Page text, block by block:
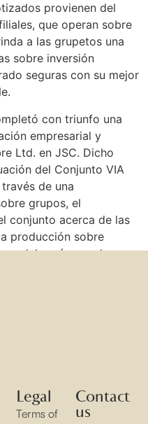
provienen del
que operan sobre
a las grupetos una
sobre inversión
seguras con su mejor
con triunfo una
empresarial y
Ltd. en JSC. Dicho
del Conjunto VIA
de una
grupos, el
conjunto acerca de las
producción sobre
modelo así­ como las
Legal
Terms of
Contact
us